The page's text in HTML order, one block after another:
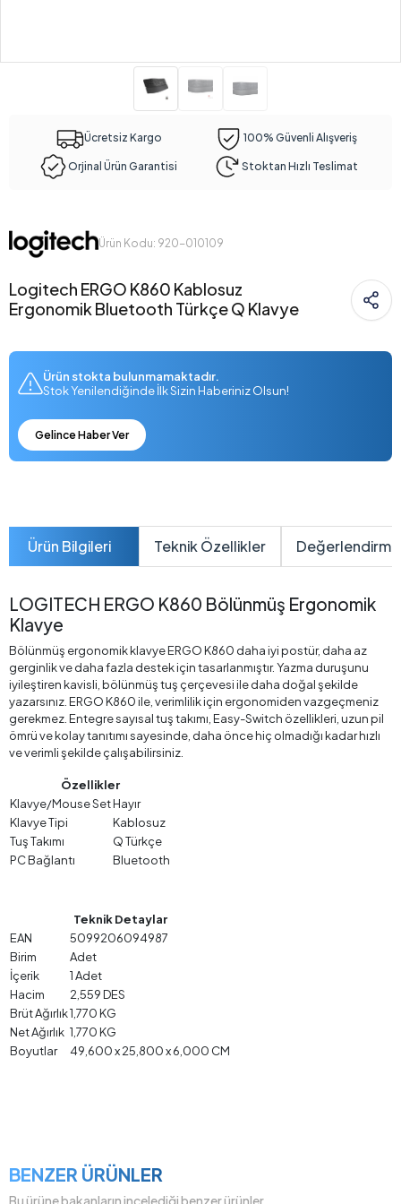
Ücretsiz Kargo 100% Güvenli Alışveriş
Orjinal Ürün Garantisi Stoktan Hızlı Teslimat
Ürün Kodu: 920-010109
Logitech ERGO K860 Kablosuz
Ergonomik Bluetooth Türkçe Q Klavye
Ürün stokta bulunmamaktadır.
Stok Yenilendiğinde İlk Sizin Haberiniz Olsun!
Gelince Haber Ver
Ürün Bilgileri Teknik Özellikler
LOGITECH ERGO K860 Bölünmüş Ergonomik
Klavye
Bölünmüş ergonomik klavye ERGO K860 daha iyi postür, daha az
gerginlik ve daha fazla destek için tasarlanmıştır. Yazma duruşunu
iyileştiren kavisli, bölünmüş tuş çerçevesi ile daha doğal şekilde
yazarsınız. ERGO K860 ile, verimlilik için ergonomiden vazgeçmeniz
gerekmez. Entegre sayısal tuş takımı, Easy-Switch özellikleri, uzun pil
ömrü ve kolay tanıtımı sayesinde, daha önce hiç olmadığı kadar hızlı
ve verimli şekilde çalışabilirsiniz.
Özellikler
Klavye/Mouse SetHayır
Klavye Tipi
Kablosuz
Tuş Takımı
Q Türkçe
PC Bağlantı
Bluetooth
Teknik Detaylar
EAN
5099206094987
Birim
Adet
İçerik
1 Adet
Hacim
2,559 DES
Brüt Ağırlık1,770 KG
Net Ağırlık 1,770 KG
Boyutlar
49,600 x 25,800 x 6,000 CM
BENZER ÜRÜNLER
Bu ürüne bakanların incelediği benzer ürünler